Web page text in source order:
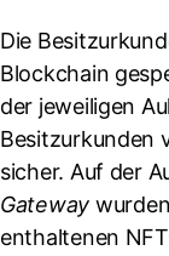
Die
Blockchain
der jeweiligen
Besitzurkunden
sicher. Auf der
Gateway
enthaltenen